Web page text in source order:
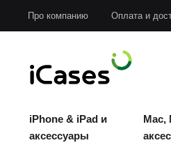
Про компанию Оплата и
iPhone & iPad и
аксессуары
Mac,